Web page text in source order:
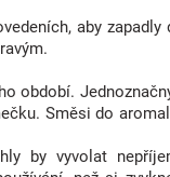
aby
období.
Směsi do
by vyvolat